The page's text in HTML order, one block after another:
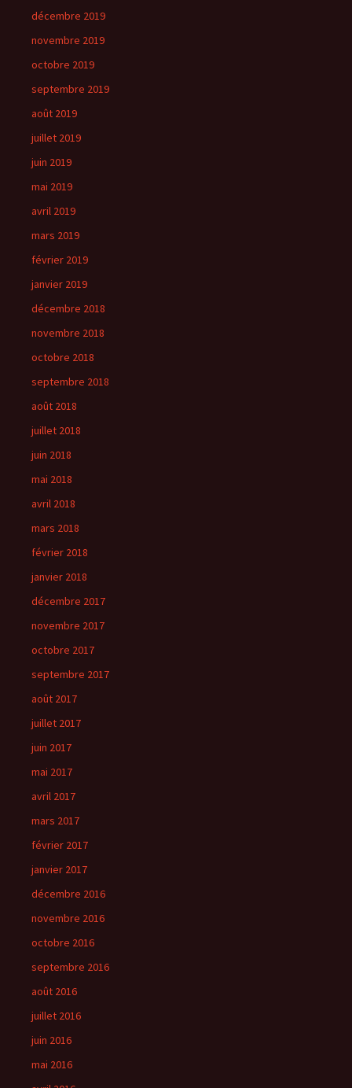
décembre 2019
novembre 2019
octobre 2019
septembre 2019
août 2019
juillet 2019
juin 2019
mai 2019
avril 2019
mars 2019
février 2019
janvier 2019
décembre 2018
novembre 2018
octobre 2018
septembre 2018
août 2018
juillet 2018
juin 2018
mai 2018
avril 2018
mars 2018
février 2018
janvier 2018
décembre 2017
novembre 2017
octobre 2017
septembre 2017
août 2017
juillet 2017
juin 2017
mai 2017
avril 2017
mars 2017
février 2017
janvier 2017
décembre 2016
novembre 2016
octobre 2016
septembre 2016
août 2016
juillet 2016
juin 2016
mai 2016